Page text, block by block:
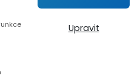
Upravit